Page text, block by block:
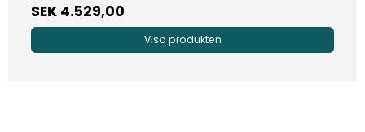
SEK 4.529,00
Visa produkten